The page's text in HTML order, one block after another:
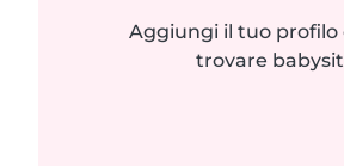
Aggiungi il tuo profilo
trovare